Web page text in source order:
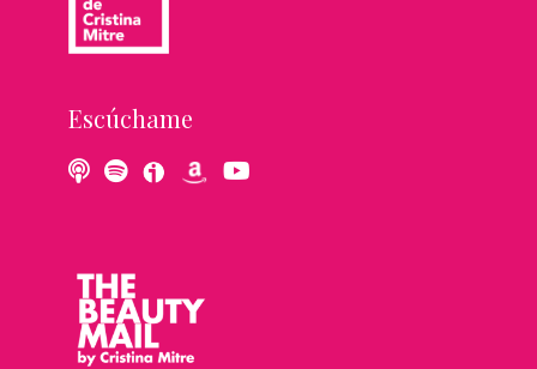
Escúchame